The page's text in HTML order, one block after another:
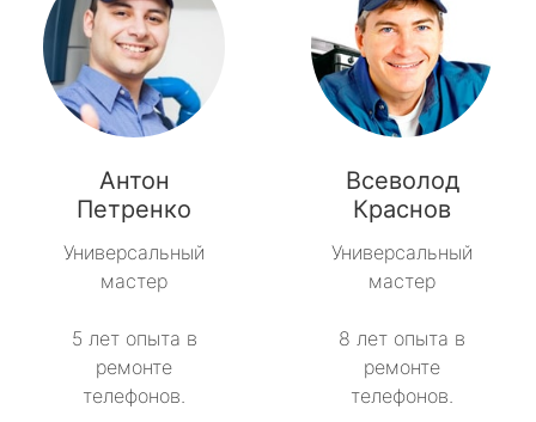
Антон
Петренко
Универсальный
мастер
5 лет опыта в
ремонте
телефонов.
Всеволод
Краснов
Универсальный
мастер
8 лет опыта в
ремонте
телефонов.